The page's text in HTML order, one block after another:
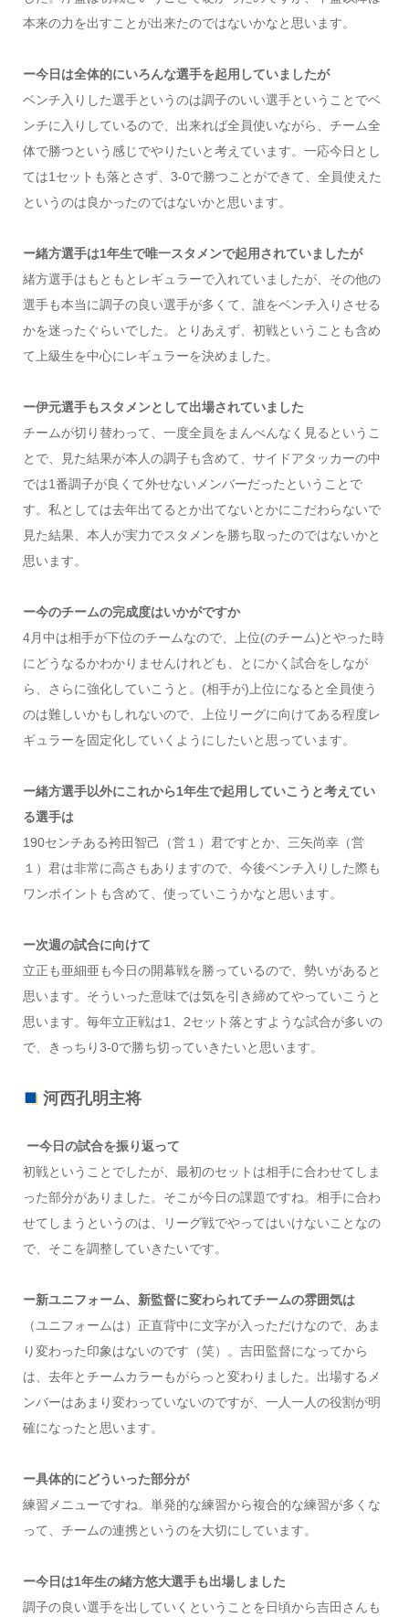
本来の力を出すことが出来たのではないかなと思います。
ー今日は全体的にいろんな選手を起用していましたが
ベンチ入りした選手というのは調子のいい選手ということでベ
ンチに入りしているので、出来れば全員使いながら、チーム全
体で勝つという感じでやりたいと考えています。一応今日とし
ては1セットも落とさず、3-0で勝つことができて、全員使えた
というのは良かったのではないかと思います。
ー緒方選手は1年生で唯一スタメンで起用されていましたが
緒方選手はもともとレギュラーで入れていましたが、その他の
選手も本当に調子の良い選手が多くて、誰をベンチ入りさせる
かを迷ったぐらいでした。とりあえず、初戦ということも含め
て上級生を中心にレギュラーを決めました。
ー伊元選手もスタメンとして出場されていました
チームが切り替わって、一度全員をまんべんなく見るというこ
とで、見た結果が本人の調子も含めて、サイドアタッカーの中
では1番調子が良くて外せないメンバーだったということで
す。私としては去年出てるとか出てないとかにこだわらないで
見た結果、本人が実力でスタメンを勝ち取ったのではないかと
思います。
ー今のチームの完成度はいかがですか
4月中は相手が下位のチームなので、上位(のチーム)とやった時
にどうなるかわかりませんけれども、とにかく試合をしなが
ら、さらに強化していこうと。(相手が)上位になると全員使う
のは難しいかもしれないので、上位リーグに向けてある程度レ
ギュラーを固定化していくようにしたいと思っています。
ー緒方選手以外にこれから1年生で起用していこうと考えてい
る選手は
190センチある袴田智己（営１）君ですとか、三矢尚幸（営
１）君は非常に高さもありますので、今後ベンチ入りした際も
ワンポイントも含めて、使っていこうかなと思います。
ー次週の試合に向けて
立正も亜細亜も今日の開幕戦を勝っているので、勢いがあると
思います。そういった意味では気を引き締めてやっていこうと
思います。毎年立正戦は1、2セット落とすような試合が多いの
で、きっちり3-0で勝ち切っていきたいと思います。
河西孔明主将
ー今日の試合を振り返って
初戦ということでしたが、最初のセットは相手に合わせてしま
った部分がありました。そこが今日の課題ですね。相手に合わ
せてしまうというのは、リーグ戦でやってはいけないことなの
で、そこを調整していきたいです。
ー新ユニフォーム、新監督に変わられてチームの雰囲気は
（ユニフォームは）正直背中に文字が入っただけなので、あま
り変わった印象はないのです（笑）。吉田監督になってから
は、去年とチームカラーもがらっと変わりました。出場するメ
ンバーはあまり変わっていないのですが、一人一人の役割が明
確になったと思います。
ー具体的にどういった部分が
練習メニューですね。単発的な練習から複合的な練習が多くな
って、チームの連携というのを大切にしています。
ー今日は1年生の緒方悠大選手も出場しました
調子の良い選手を出していくということを日頃から吉田さんも